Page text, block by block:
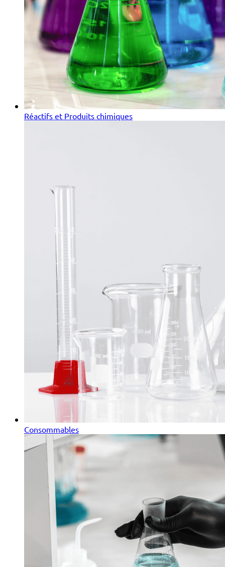
Réactifs et Produits chimiques
Consommables